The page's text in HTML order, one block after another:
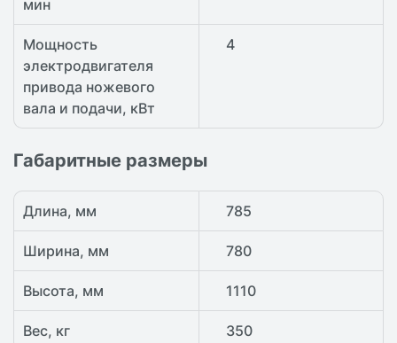
мин
Мощность
электродвигателя
привода ножевого
вала и подачи, кВт
4
Габаритные размеры
Длина, мм 785
Ширина, мм 780
Высота, мм 1110
Вес, кг 350